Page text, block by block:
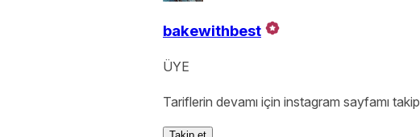
bakewithbest
ÜYE
Tariflerin devamı için instagram sayfamı